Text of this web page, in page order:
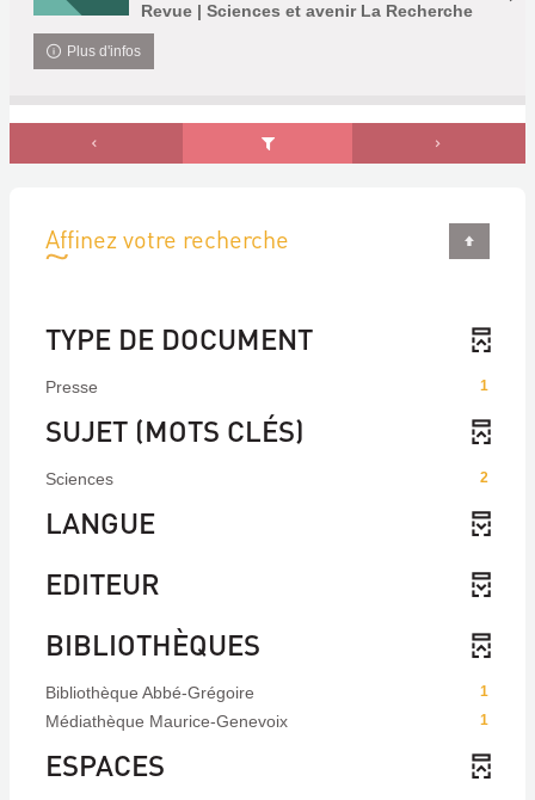
Revue | Sciences et avenir La Recherche
Plus d'infos
Affinez votre recherche
TYPE DE DOCUMENT
1
Presse
SUJET (MOTS CLÉS)
2
Sciences
LANGUE
EDITEUR
BIBLIOTHÈQUES
1
Bibliothèque Abbé-Grégoire
1
Médiathèque Maurice-Genevoix
ESPACES